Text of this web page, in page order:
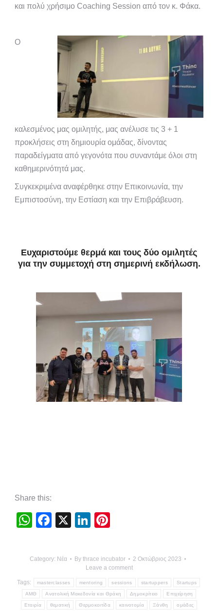
και πολύ χρήσιμο Coaching Session από τον κ. Φάκα.
Ο
καλεσμένος μας ομιλητής, μας ανέλυσε τις 3 + 1
προκλήσεις στη δημιουρία ομάδας, δίνοντας
παραδείγματα από γεγονότα που συναντάμε όλοι στη
καθημερινότητά μας.
Συγκεκριμένα αναφέρθηκε στην Επικοινωνία, την
Εμπιστοσύνη, την Εστίαση και την Επιβράβευση.
Ευχαριστούμε θερμά και τους δύο ομιλητές
για την συμμετοχή στη σημερινή εκδήλωση.
Share this:
WhatsApp
Facebook
X LinkedIn
Category: Νέα By thrace incubator
2 Οκτώβριος 2023
Leave a comment
Tags: masterclasses mentoring sessions startuppers Startups
ΑΜΘ Ανατολική Μακεδονία και Θράκη Δημοκρίτειo Επιχείρηση
Εταιρία θεματική Θερμοκοιτίδα καινοτομία Ξάνθη ομάδες